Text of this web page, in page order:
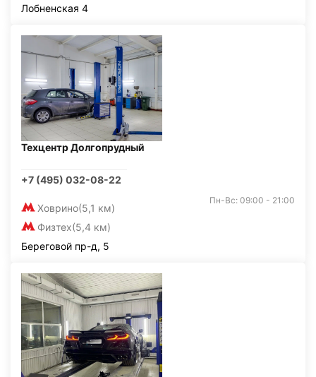
Лобненская 4
Техцентр Долгопрудный
+7 (495) 032-08-22
Ховрино(5,1 км)
Физтех(5,4 км)
Пн-Вс: 09:00 - 21:00
Береговой пр-д, 5